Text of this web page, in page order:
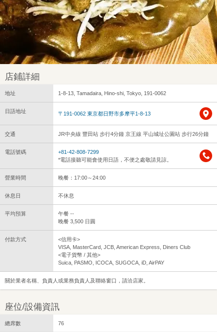
店鋪詳細
地址 1-8-13, Tamadaira, Hino-shi, Tokyo, 191-0062
日語地址 〒191-0062 東京都日野市多摩平1-8-13
交通 JR中央線 豐田站 步行4分鐘 京王線 平山城址公園站 步行26分鐘
電話號碼
+81-42-808-7299
*電話接聽可能會使用日語，不便之處敬請見諒。
營業時間 晚餐：17:00～24:00
休息日 不休息
平均預算
午餐 --
晚餐 3,500 日圓
付款方式
<信用卡>
VISA, MasterCard, JCB, American Express, Diners Club
<電子貨幣 / 其他>
Suica, PASMO, ICOCA, SUGOCA, iD, AirPAY
關於業者名稱、負責人或業務負責人及聯絡窗口，請洽店家。
座位/設備資訊
總席數 76